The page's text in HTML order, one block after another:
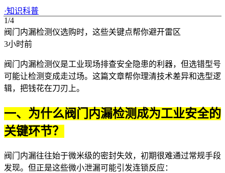
·知识科普
1/4
阀门内漏检测仪选购时，这些关键点帮你避开雷区
3小时前
阀门内漏检测仪是工业现场排查安全隐患的利器，但选错型号
可能让检测变成走过场。这篇文章帮你理清技术差异和选型逻
辑，把钱花在刀刃上。
一、为什么阀门内漏检测成为工业安全的
关键环节？
阀门内漏往往始于微米级的密封失效，初期很难通过常规手段
发现。但正是这些微小泄漏可能引发连锁反应：